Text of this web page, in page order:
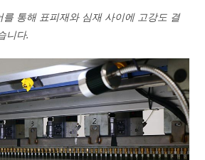
를 통해 표피재와 심재 사이에 고강도 결
니다.